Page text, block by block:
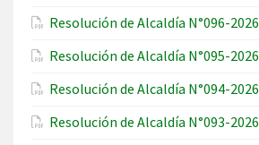
Resolución de Alcaldía N°096-2026
Resolución de Alcaldía N°095-2026
Resolución de Alcaldía N°094-2026
Resolución de Alcaldía N°093-2026